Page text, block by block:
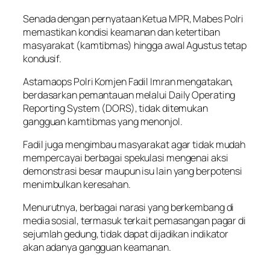
Senada dengan pernyataan Ketua MPR, Mabes Polri
memastikan kondisi keamanan dan ketertiban
masyarakat (kamtibmas) hingga awal Agustus tetap
kondusif.
Astamaops Polri Komjen Fadil Imran mengatakan,
berdasarkan pemantauan melalui Daily Operating
Reporting System (DORS), tidak ditemukan
gangguan kamtibmas yang menonjol.
Fadil juga mengimbau masyarakat agar tidak mudah
mempercayai berbagai spekulasi mengenai aksi
demonstrasi besar maupun isu lain yang berpotensi
menimbulkan keresahan.
Menurutnya, berbagai narasi yang berkembang di
media sosial, termasuk terkait pemasangan pagar di
sejumlah gedung, tidak dapat dijadikan indikator
akan adanya gangguan keamanan.